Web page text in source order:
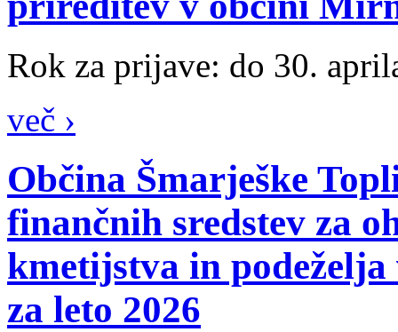
Rok za prijave: do 30.
več ›
Občina Šmarješke
finančnih sredstev za
kmetijstva in
za leto 2026